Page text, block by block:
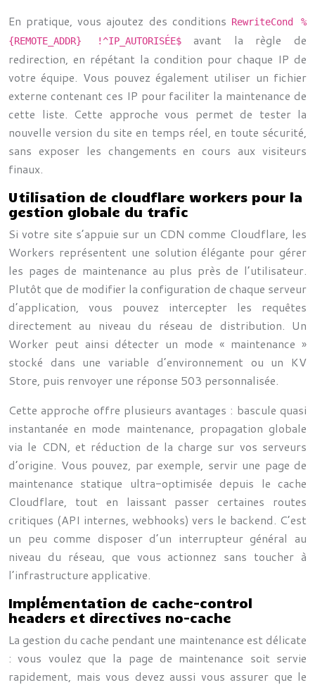
En pratique, vous ajoutez des conditions RewriteCond %
{REMOTE_ADDR} !^IP_AUTORISÉE$avant la règle de
redirection, en répétant la condition pour chaque IP de
votre équipe. Vous pouvez également utiliser un fichier
externe contenant ces IP pour faciliter la maintenance de
cette liste. Cette approche vous permet de tester la
nouvelle version du site en temps réel, en toute sécurité,
sans exposer les changements en cours aux visiteurs
finaux.
Utilisation de cloudflare workers pour la
gestion globale du trafic
Si votre site s’appuie sur un CDN comme Cloudflare, les
Workers représentent une solution élégante pour gérer
les pages de maintenance au plus près de l’utilisateur.
Plutôt que de modifier la configuration de chaque serveur
d’application, vous pouvez intercepter les requêtes
directement au niveau du réseau de distribution. Un
Worker peut ainsi détecter un mode « maintenance »
stocké dans une variable d’environnement ou un KV
Store, puis renvoyer une réponse 503 personnalisée.
Cette approche offre plusieurs avantages : bascule quasi
instantanée en mode maintenance, propagation globale
via le CDN, et réduction de la charge sur vos serveurs
d’origine. Vous pouvez, par exemple, servir une page de
maintenance statique ultra-optimisée depuis le cache
Cloudflare, tout en laissant passer certaines routes
critiques (API internes, webhooks) vers le backend. C’est
un peu comme disposer d’un interrupteur général au
niveau du réseau, que vous actionnez sans toucher à
l’infrastructure applicative.
Implémentation de cache-control
headers et directives no-cache
La gestion du cache pendant une maintenance est délicate
: vous voulez que la page de maintenance soit servie
rapidement, mais vous devez aussi vous assurer que le